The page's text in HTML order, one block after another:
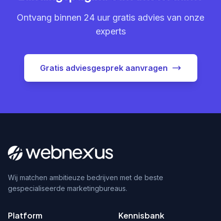
Ontvang binnen 24 uur gratis advies van onze
experts
Gratis adviesgesprek aanvragen
Wij matchen ambitieuze bedrijven met de beste
gespecialiseerde marketingbureaus.
Platform Kennisbank